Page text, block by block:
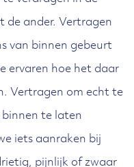
de ander. Vertragen
van binnen gebeurt
ervaren hoe het daar
Vertragen om echt te
binnen te laten
iets aanraken bij
pijnlijk of zwaar